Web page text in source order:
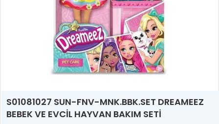
S01081027 SUN-FNV-MNK.BBK.SET DREAMEEZ
BEBEK VE EVCİL HAYVAN BAKIM SETİ